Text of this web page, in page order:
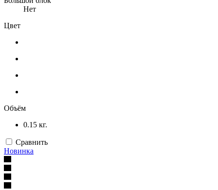
Нет
Цвет
Объём
0.15 кг.
Сравнить
Новинка